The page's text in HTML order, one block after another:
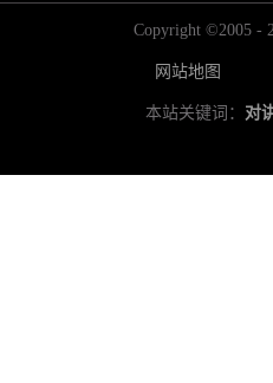
Copyright ©2005 -
网站地图
本站关键词： 对